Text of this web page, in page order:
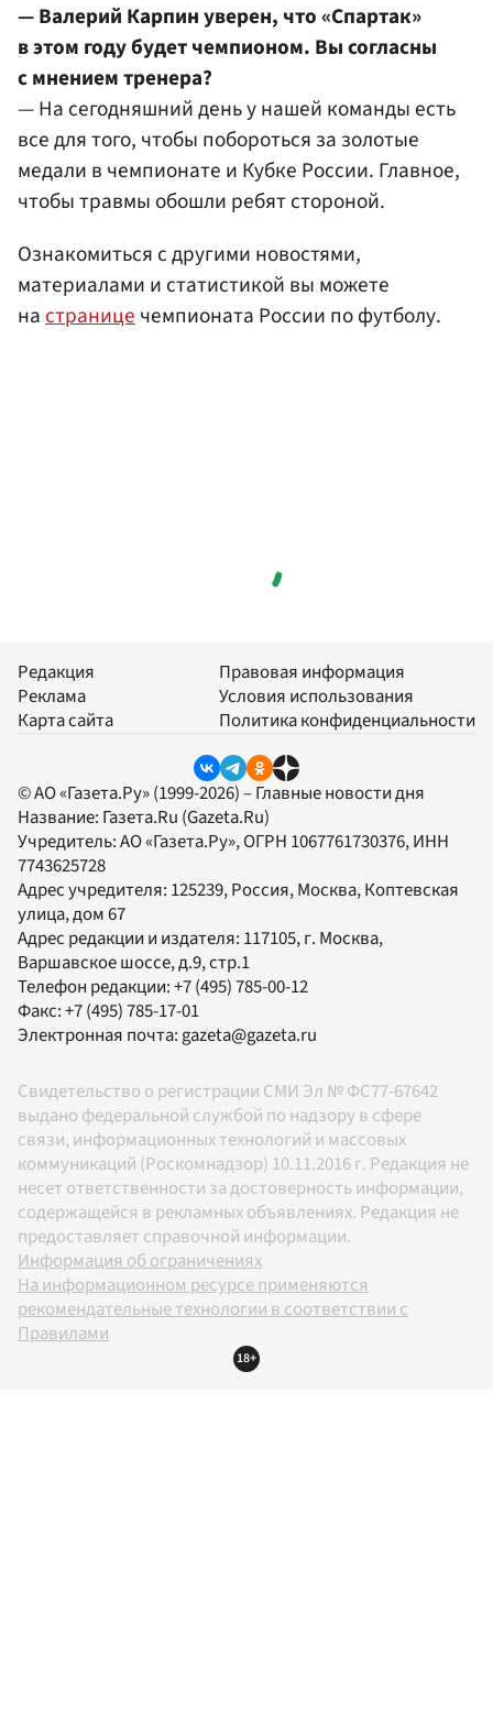
— Валерий Карпин уверен, что «Спартак»
в этом году будет чемпионом. Вы согласны
с мнением тренера?
— На сегодняшний день у нашей команды есть
все для того, чтобы побороться за золотые
медали в чемпионате и Кубке России. Главное,
чтобы травмы обошли ребят стороной.
Ознакомиться с другими новостями,
материалами и статистикой вы можете
настраницечемпионата России по футболу.
Редакция
Реклама
Карта сайта
Правовая информация
Условия использования
Политика конфиденциальности
© АО «Газета.Ру» (1999-2026) – Главные новости дня
Название: Газета.Ru (Gazeta.Ru)
Учредитель:АО «Газета.Ру», ОГРН 1067761730376, ИНН
7743625728
Адрес учредителя: 125239, Россия, Москва, Коптевская
улица, дом 67
Адрес редакции и издателя: 117105, г. Москва,
Варшавское шоссе, д.9, стр.1
Телефон редакции:+7 (495) 785-00-12
Факс:+7 (495) 785-17-01
Электронная почта:gazeta@gazeta.ru
Свидетельство о регистрации СМИ Эл № ФС77-67642
выдано федеральной службой по надзору в сфере
связи, информационных технологий и массовых
коммуникаций (Роскомнадзор) 10.11.2016 г. Редакция не
несет ответственности за достоверность информации,
содержащейся в рекламных объявлениях. Редакция не
предоставляет справочной информации.
Информация об ограничениях
На информационном ресурсе применяются
рекомендательные технологии в соответствии с
Правилами
18+